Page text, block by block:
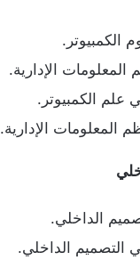
الكمبيوتر.
الإدارية.
علم الكمبيوتر.
المعلومات الإدارية.
الداخلي.
التصميم الداخلي.